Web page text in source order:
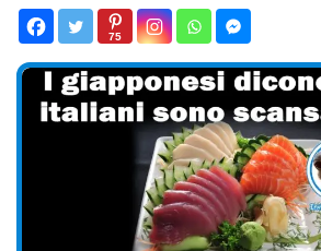
75